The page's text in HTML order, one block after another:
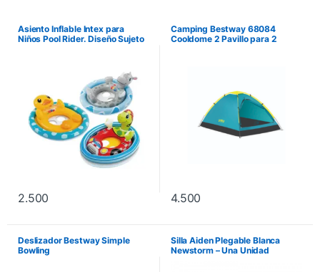
Asiento Inflable Intex para
Niños Pool Rider. Diseño Sujeto
2.500
Camping Bestway 68084
Cooldome 2 Pavillo para 2
4.500
Deslizador Bestway Simple
Bowling
Silla Aiden Plegable Blanca
Newstorm – Una Unidad